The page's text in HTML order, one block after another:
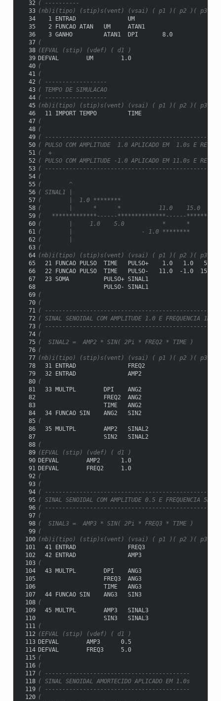
  32
( ----------
  33
(nb)i(tipo) (stip)s(vent) (vsai) ( p1 )( p2 )( p3 )(
  34
   1 ENTRAD               UM
  35
   2 FUNCAO ATAN   UM     ATAN1
  36
   3 GANHO         ATAN1  DPI       8.0
  37
(
  38
(EFVAL (stip) (vdef) ( d1 )
  39
DEFVAL        UM        1.0
  40
(
  41
(
  42
( ------------------
  43
( TEMPO DE SIMULACAO
  44
( ------------------
  45
(nb)i(tipo) (stip)s(vent) (vsai) ( p1 )( p2 )( p3 )(
  46
  11 IMPORT TEMPO         TIME
  47
(
  48
(
  49
(
  50
( PULSO COM AMPLITUDE  1.0 APLICADO EM  1.0s E
  51
(  +
  52
( PULSO COM AMPLITUDE -1.0 APLICADO EM 11.0s E
  53
(
  54
(
  55
(        ^
  56
( SINAL1 |
  57
(        |  1.0 ********
  58
(        |      *      *           11.0    15.0
  59
(   *************------**************------
  60
(        |     1.0    5.0           *      *
  61
(        |                    - 1.0 ********
  62
(        |
  63
(
  64
(nb)i(tipo) (stip)s(vent) (vsai) ( p1 )( p2 )( p3 )(
  65
21 FUNCAO PULSO  TIME   PULSO+    1.0   1.0   5.0
  66
22 FUNCAO PULSO  TIME   PULSO-   11.0  -1.0  15.0
  67
  23 SOMA          PULSO+ SINAL1
  68
                   PULSO- SINAL1
  69
(
  70
(
  71
( -------------------------------------------------
  72
( SINAL SENOIDAL COM AMPLITUDE 1.0 E FREQUENCIA 1Hz
  73
( -------------------------------------------------
  74
(
  75
(  SINAL2 =  AMP2 * SIN( 2Pi * FREQ2 * TIME )
  76
(
  77
(nb)i(tipo) (stip)s(vent) (vsai) ( p1 )( p2 )( p3 )(
  78
  31 ENTRAD               FREQ2
  79
  32 ENTRAD               AMP2
  80
(
  81
  33 MULTPL        DPI    ANG2
  82
                   FREQ2  ANG2
  83
                   TIME   ANG2
  84
  34 FUNCAO SIN    ANG2   SIN2
  85
(
  86
  35 MULTPL        AMP2   SINAL2
  87
                   SIN2   SINAL2
  88
(
  89
(EFVAL (stip) (vdef) ( d1 )
  90
DEFVAL        AMP2      1.0
  91
DEFVAL        FREQ2     1.0
  92
(
  93
(
  94
( -------------------------------------------------
  95
( SINAL SENOIDAL COM AMPLITUDE 0.5 E FREQUENCIA 5Hz
  96
( -------------------------------------------------
  97
(
  98
(  SINAL3 =  AMP3 * SIN( 2Pi * FREQ3 * TIME )
  99
(
100 (nb)i(tipo) (stip)s(vent) (vsai) ( p1 )( p2 )( p3 )(
101
  41 ENTRAD               FREQ3
102
  42 ENTRAD               AMP3
103 (
104
  43 MULTPL        DPI    ANG3
105
                   FREQ3  ANG3
106
                   TIME   ANG3
107
  44 FUNCAO SIN    ANG3   SIN3
108 (
109
  45 MULTPL        AMP3   SINAL3
110
                   SIN3   SINAL3
111
(
112 (EFVAL (stip) (vdef) ( d1 )
113 DEFVAL        AMP3      0.5
114 DEFVAL        FREQ3     5.0
115 (
116 (
117 ( ------------------------------------------
118 ( SINAL SENOIDAL AMORTECIDO APLICADO EM 1.0s
119 ( ------------------------------------------
120 (